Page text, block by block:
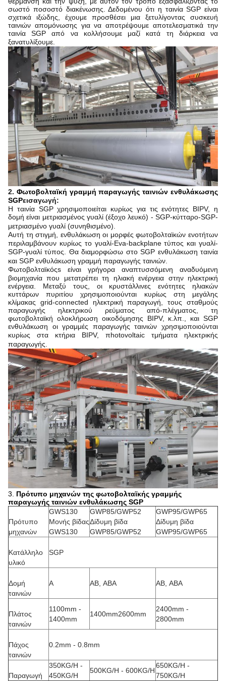
σωστό ποσοστό διακένωσης. Δεδομένου ότι η ταινία SGP είναι
σχετικά ιξώδης, έχουμε προσθέσει μια ξετυλίγοντας συσκευή
ταινιών απομόνωσης για να αποτρέψουμε αποτελεσματικά την
ταινία SGP από να κολλήσουμε μαζί κατά τη διάρκεια να
ξανατυλίξουμε.
2. Φωτοβολταϊκή γραμμή παραγωγής ταινιών ενθυλάκωσης
SGPεισαγωγή:
Η ταινία SGP χρησιμοποιείται κυρίως για τις ενότητες BIPV, η
δομή είναι μετριασμένος γυαλί (έξοχο λευκό) - SGP-κύτταρο-SGP-
μετριασμένο γυαλί (συνηθισμένο)
Αυτή τη στιγμή,
ενθυλάκωση οι μορφές φωτοβολταϊκών ενοτήτων
περιλαμβάνουν κυρίως το γυαλί-Eva-backplane τύπος και γυαλί-
SGP-γυαλί τύπος Θα διαμορφώσω στο SGP ενθυλάκωση ταινία
και SGP ενθυλάκωση γραμμή παραγωγής ταινιών.
Φωτοβολταϊκόςs
είναι γρήγορα αναπτυσσόμενη αναδυόμενη
βιομηχανία που μετατρέπει τη ηλιακή ενέργεια στην ηλεκτρική
ενέργεια. Μεταξύ τους, οι κρυστάλλινες ενότητες ηλιακών
κυττάρων πυριτίου χρησιμοποιούνται κυρίως στη μεγάλης
κλίμακας grid-connected ηλεκτρική παραγωγή, τους σταθμούς
παραγωγής ηλεκτρικού ρεύματος από-πλέγματος, τη
φωτοβολταϊκή ολοκλήρωση οικοδόμησης BIPV, κ.λπ., και SGP
ενθυλάκωση
οι γραμμές παραγωγής ταινιών χρησιμοποιούνται
κυρίως στα κτήρια BIPV, πhotovoltaic τμήματα ηλεκτρικής
παραγωγής.
3. Πρότυπο μηχανών της φωτοβολταϊκής γραμμής
παραγωγής ταινιών ενθυλάκωσης SGP
Πρότυπο
μηχανών
GWS130
Μονής βίδας
GWS130
GWP85/GWP52
Δίδυμη βίδα
GWP85/GWP52
GWP95/GWP65
Δίδυμη βίδα
GWP95/GWP65
Κατάλληλο
υλικό
SGP
Δομή
ταινιών
Α ΑΒ, ABA ΑΒ, ABA
Πλάτος
ταινιών
1100mm -
1400mm
1400mm2600mm
2400mm -
2800mm
Πάχος
ταινιών
0.2mm - 0.8mm
Παραγωγή
350KG/H -
450KG/H
500KG/H - 600KG/H
650KG/H -
750KG/H